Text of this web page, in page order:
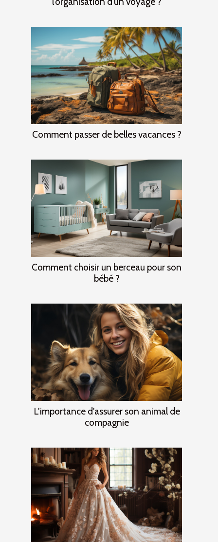
Comment passer de belles vacances ?
Comment choisir un berceau pour son
bébé ?
L'importance d'assurer son animal de
compagnie